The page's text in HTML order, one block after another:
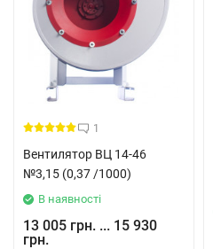
1
Вентилятор ВЦ 14-46
№3,15 (0,37 /1000)
В наявності
13 005 грн. ... 15 930
грн.